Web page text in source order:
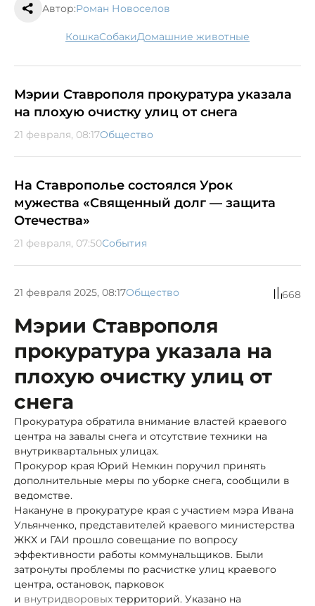
Автор:Роман Новоселов
кошка собаки домашние животные
Мэрии Ставрополя прокуратура указала
на плохую очистку улиц от снега
21 февраля, 08:17Общество
На Ставрополье состоялся Урок
мужества «Священный долг — защита
Отечества»
21 февраля, 07:50События
21 февраля 2025, 08:17Общество 668
Мэрии Ставрополя
прокуратура указала на
плохую очистку улиц от
снега
Прокуратура обратила внимание властей краевого
центра на завалы снега и отсутствие техники на
внутриквартальных улицах.
Прокурор края Юрий Немкин поручил принять
дополнительные меры по уборке снега, сообщили в
ведомстве.
Накануне в прокуратуре края с участием мэра Ивана
Ульянченко, представителей краевого министерства
ЖКХ и ГАИ прошло совещание по вопросу
эффективности работы коммунальщиков. Были
затронуты проблемы по расчистке улиц краевого
центра, остановок, парковок
и внутридворовых территорий. Указано на